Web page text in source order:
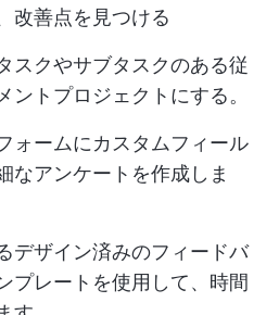
改善点を見つける
スクやサブタスクのある従
ントプロジェクトにする。
ォームにカスタムフィール
なアンケートを作成しま
デザイン済みのフィードバ
プレートを使用して、時間